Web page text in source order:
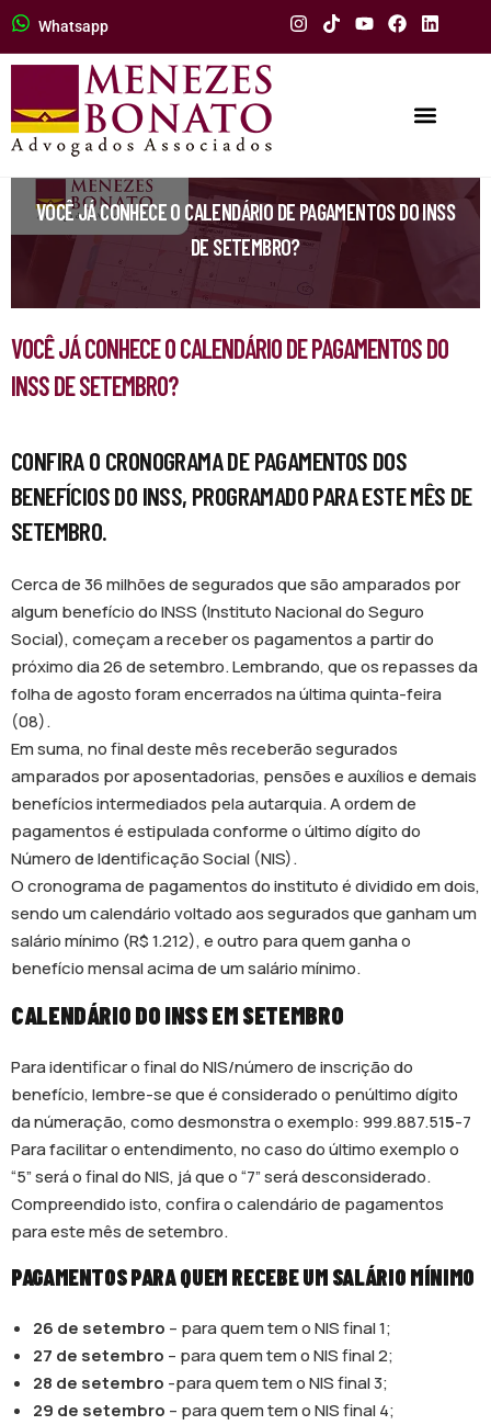
Whatsapp
VOCÊ JÁ CONHECE O CALENDÁRIO DE PAGAMENTOS DO INSS
DE SETEMBRO?
VOCÊ JÁ CONHECE O CALENDÁRIO DE PAGAMENTOS DO
INSS DE SETEMBRO?
CONFIRA O CRONOGRAMA DE PAGAMENTOS DOS
BENEFÍCIOS DO INSS, PROGRAMADO PARA ESTE MÊS DE
SETEMBRO.
Cerca de 36 milhões de segurados que são amparados por
algum benefício do INSS (Instituto Nacional do Seguro
Social), começam a receber os pagamentos a partir do
próximo dia 26 de setembro. Lembrando, que os repasses da
folha de agosto foram encerrados na última quinta-feira
(08).
Em suma, no final deste mês receberão segurados
amparados por aposentadorias, pensões e auxílios e demais
benefícios intermediados pela autarquia. A ordem de
pagamentos é estipulada conforme o último dígito do
Número de Identificação Social (NIS).
O cronograma de pagamentos do instituto é dividido em dois,
sendo um calendário voltado aos segurados que ganham um
salário mínimo (R$ 1.212), e outro para quem ganha o
benefício mensal acima de um salário mínimo.
CALENDÁRIO DO INSS EM SETEMBRO
Para identificar o final do NIS/número de inscrição do
benefício, lembre-se que é considerado o penúltimo dígito
da númeração, como desmonstra o exemplo: 999.887.515-7
Para facilitar o entendimento, no caso do último exemplo o
“5” será o final do NIS, já que o “7” será desconsiderado.
Compreendido isto, confira o calendário de pagamentos
para este mês de setembro.
PAGAMENTOS PARA QUEM RECEBE UM SALÁRIO MÍNIMO
26 de setembro – para quem tem o NIS final 1;
27 de setembro – para quem tem o NIS final 2;
28 de setembro -para quem tem o NIS final 3;
29 de setembro – para quem tem o NIS final 4;